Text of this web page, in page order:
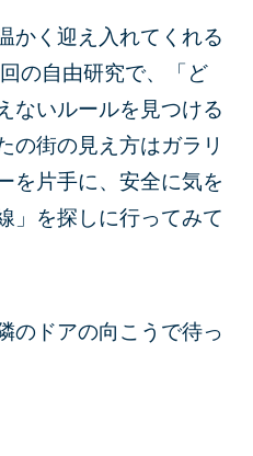
かく迎え入れてくれる
の自由研究で、「ど
ないルールを見つける
の街の見え方はガラリ
を片手に、安全に気を
」を探しに行ってみて
のドアの向こうで待っ